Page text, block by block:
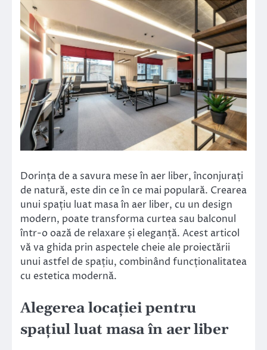
Dorința de a savura mese în aer liber, înconjurați
de natură, este din ce în ce mai populară. Crearea
unui spațiu luat masa în aer liber, cu un design
modern, poate transforma curtea sau balconul
într-o oază de relaxare și eleganță. Acest articol
vă va ghida prin aspectele cheie ale proiectării
unui astfel de spațiu, combinând funcționalitatea
cu estetica modernă.
Alegerea locației pentru
spațiul luat masa în aer liber